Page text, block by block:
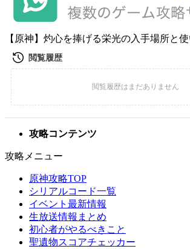
【原神】灼心を捧げる栄光の入手場所と
攻略コンテンツ
攻略メニュー
原神攻略TOP
シリアルコード一覧
イベント最新情報
生放送情報まとめ
初心者がやるべきこと
聖遺物スコアチェッカー